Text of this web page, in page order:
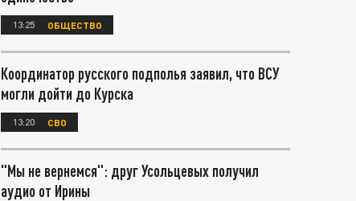
13:25 ОБЩЕСТВО
Координатор русского подполья заявил, что ВСУ
могли дойти до Курска
13:20 СВО
"Мы не вернемся": друг Усольцевых получил
аудио от Ирины